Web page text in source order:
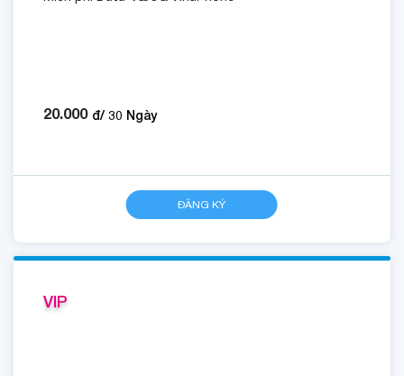
20.000 đ/30 Ngày
ĐĂNG KÝ
VIP